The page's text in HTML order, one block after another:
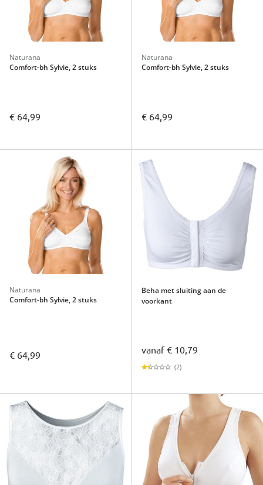
Naturana
Comfort-bh Sylvie, 2 stuks
€ 64,99
Naturana
Comfort-bh Sylvie, 2 stuks
€ 64,99
Naturana
Comfort-bh Sylvie, 2 stuks
€ 64,99
Beha met sluiting aan de
voorkant
vanaf€ 10,79
(2)